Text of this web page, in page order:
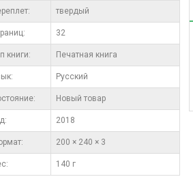
твердый
32
книги: Печатная книга
Русский
Новый товар
2018
200 × 240 × 3
140 г